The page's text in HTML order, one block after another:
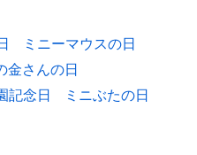
・ビスマルクがドイツ帝
任。
接所の庭にて、日本で初
が運転される。
ル、映画監督（+ 2010
リュミオー、ヴァイオリ
）
ワーグナー、オペラ演出
ジュニア、プロレスラー
ミニーマウスの日
金さんの日
記念日
ミニぶたの日